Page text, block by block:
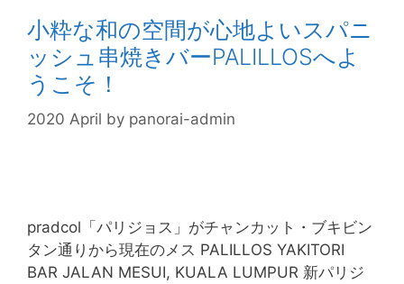
小粋な和の空間が心地よいスパニ
ッシュ串焼きバーPALILLOSへよ
うこそ！
2020 April by panorai-admin
pradcol「パリジョス」がチャンカット・ブキビン
タン通りから現在のメス PALILLOS YAKITORI
BAR JALAN MESUI, KUALA LUMPUR 新パリジ